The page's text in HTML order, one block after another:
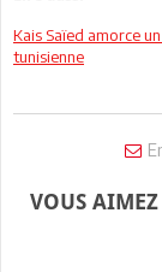
Kais Saïed amorce
tunisienne
VOUS AIMEZ